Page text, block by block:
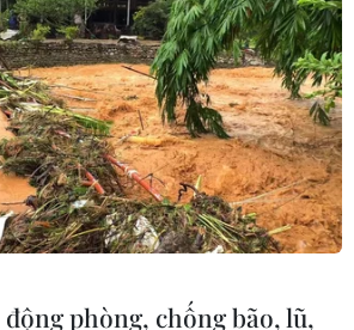
và bài học
lớn" của doanh
Iran xem xét cấm
eo biển Hormuz
phòng, chống bão, lũ,